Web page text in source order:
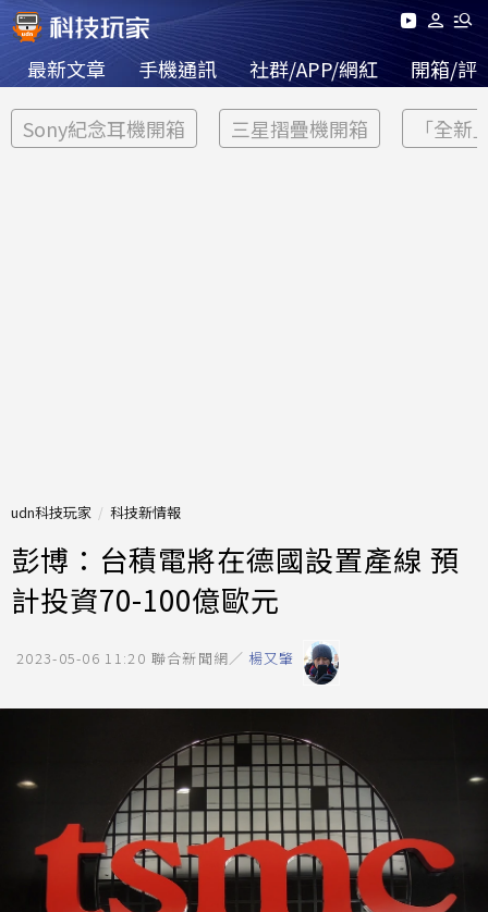
最新文章 手機通訊 社群/APP/網紅 開箱/評
Sony紀念耳機開箱 三星摺疊機開箱 「全新
udn科技玩家 科技新情報
彭博：台積電將在德國設置產線 預
計投資70-100億歐元
2023-05-06 11:20 聯合新聞網／ 楊又肇